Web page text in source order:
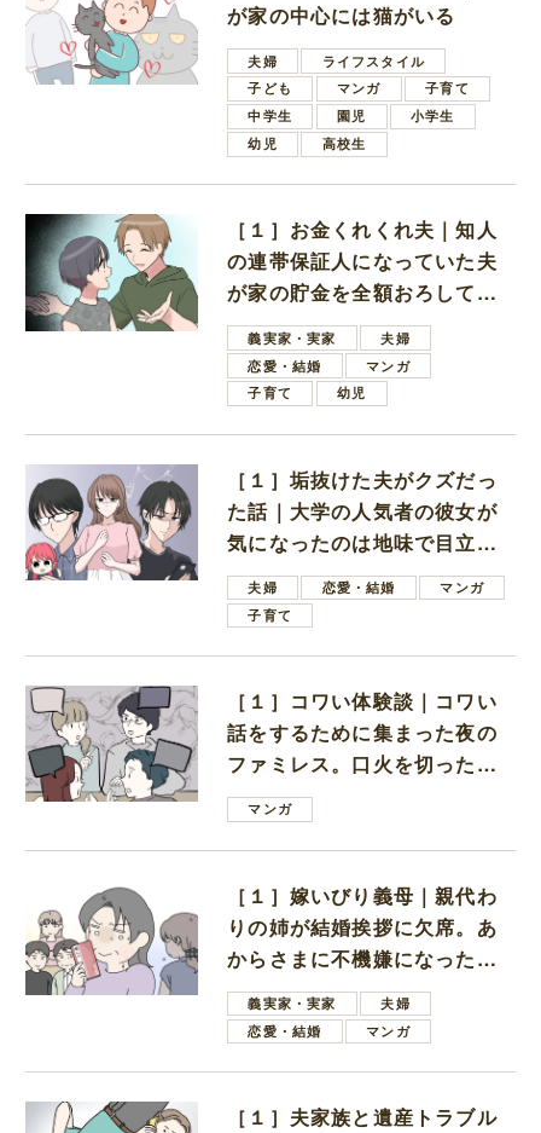
が家の中心には猫がいる
夫婦
ライフスタイル
子ども
マンガ
子育て
中学生
園児
小学生
幼児
高校生
［１］お金くれくれ夫｜知人
の連帯保証人になっていた夫
が家の貯金を全額おろしてほ
しいと言ってきた
義実家・実家
夫婦
恋愛・結婚
マンガ
子育て
幼児
［１］垢抜けた夫がクズだっ
た話｜大学の人気者の彼女が
気になったのは地味で目立た
ない男子学生
夫婦 恋愛・結婚
マンガ
子育て
［１］コワい体験談｜コワい
話をするために集まった夜の
ファミレス。口火を切ったの
は電車好きの男の子ママ
マンガ
［１］嫁いびり義母｜親代わ
りの姉が結婚挨拶に欠席。あ
からさまに不機嫌になった義
母義実家・実家
夫婦
恋愛・結婚
マンガ
［１］夫家族と遺産トラブル